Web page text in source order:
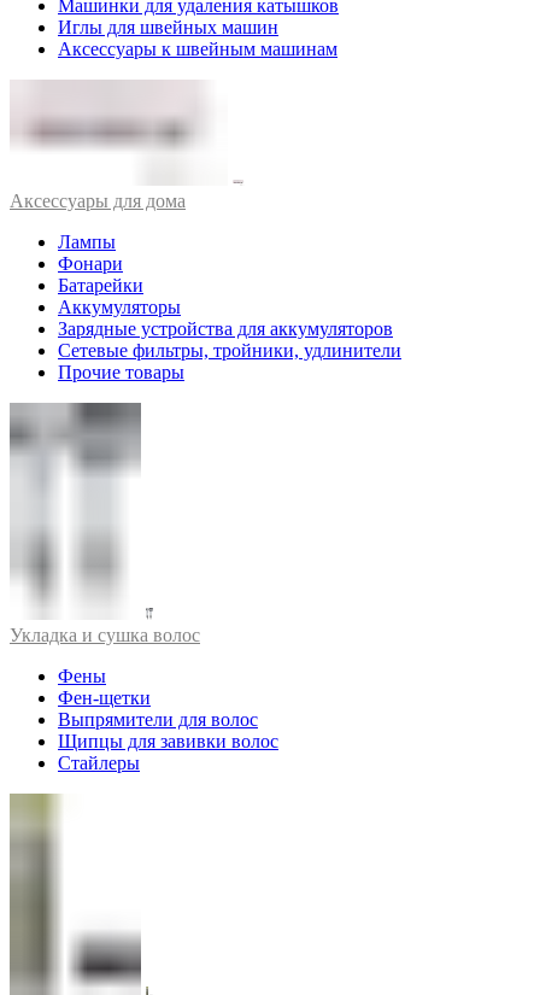
Машинки для удаления катышков
Иглы для швейных машин
Аксессуары к швейным машинам
Аксессуары для дома
Лампы
Фонари
Батарейки
Аккумуляторы
Зарядные устройства для аккумуляторов
Сетевые фильтры, тройники, удлинители
Прочие товары
Укладка и сушка волос
Фены
Фен-щетки
Выпрямители для волос
Щипцы для завивки волос
Стайлеры